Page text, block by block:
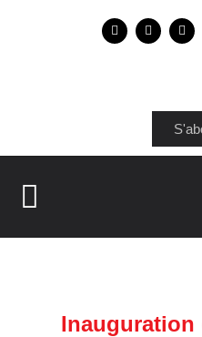
Inauguration